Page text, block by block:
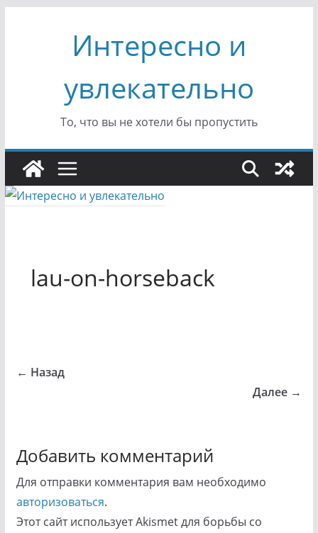
содержимомуИнтересно и
увлекательно
То, что вы не хотели бы пропустить
lau-on-horseback
← Назад
Далее →
Добавить комментарий
Для отправки комментария вам необходимо
авторизоваться.
Этот сайт использует Akismet для борьбы со